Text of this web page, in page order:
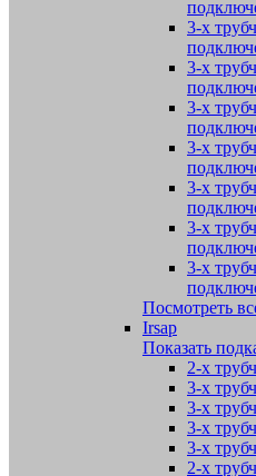
3-х
3-х
3-х
3-х
3-х
3-х
3-х
Посмотреть
Irsap
Показать
2-х
3-х
3-х
3-х
3-х
2-х